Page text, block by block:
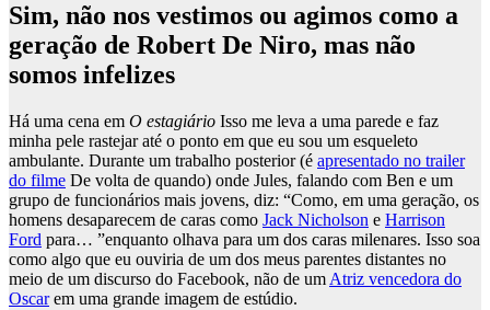
Sim, não nos vestimos ou agimos como a
geração de Robert De Niro, mas não
somos infelizes
Há uma cena em O estagiário Isso me leva a uma parede e faz
minha pele rastejar até o ponto em que eu sou um esqueleto
ambulante. Durante um trabalho posterior (é apresentado no trailer
do filme De volta de quando) onde Jules, falando com Ben e um
grupo de funcionários mais jovens, diz: “Como, em uma geração, os
homens desaparecem de caras como Jack Nicholson e Harrison
Ford para… ”enquanto olhava para um dos caras milenares. Isso soa
como algo que eu ouviria de um dos meus parentes distantes no
meio de um discurso do Facebook, não de um Atriz vencedora do
Oscarem uma grande imagem de estúdio.